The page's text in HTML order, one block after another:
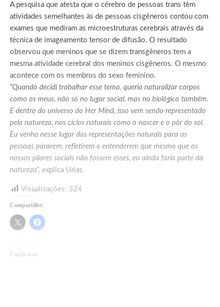
A pesquisa que atesta que o cérebro de pessoas trans têm
atividades semelhantes às de pessoas cisgêneros contou com
exames que mediram as microestruturas cerebrais através da
técnica de imageamento tensor de difusão. O resultado
observou que meninos que se dizem transgêneros tem a
mesma atividade cerebral dos meninos cisgêneros. O mesmo
acontece com os membros do sexo feminino.
“Quando decidi trabalhar esse tema, queria naturalizar corpos
como os meus, não só no lugar social, mas no biológico também.
E dentro do universo do Her Mind, isso vem sendo representado
pela natureza, nos ciclos naturais como o nascer e o pôr do sol.
Eu venho nesse lugar das representações naturais para as
pessoas pararem, refletirem e entenderem que mesmo que os
nossos pilares sociais não fossem esses, eu ainda faria parte da
natureza“, explica Urias.
Visualizações: 324
Compartilhe:
Curtir isso: